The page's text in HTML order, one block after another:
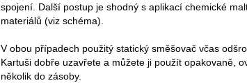
spojení. Další postup je shodný s aplikací chemické
materiálů (viz schéma).
V obou případech použitý statický směšovač včas
Kartuši dobře uzavřete a můžete ji použít opakovaně,
několik do zásoby.